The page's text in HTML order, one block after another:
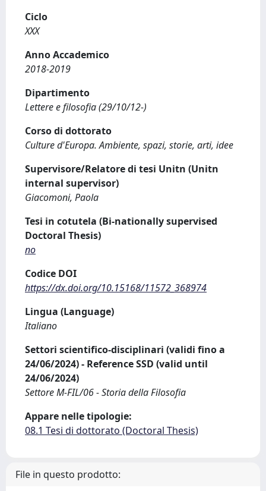
Ciclo
XXX
Anno Accademico
2018-2019
Dipartimento
Lettere e filosofia (29/10/12-)
Corso di dottorato
Culture d'Europa. Ambiente, spazi, storie, arti, idee
Supervisore/Relatore di tesi Unitn (Unitn
internal supervisor)
Giacomoni, Paola
Tesi in cotutela (Bi-nationally supervised
Doctoral Thesis)
no
Codice DOI
https://dx.doi.org/10.15168/11572_368974
Lingua (Language)
Italiano
Settori scientifico-disciplinari (validi fino a
24/06/2024) - Reference SSD (valid until
24/06/2024)
Settore M-FIL/06 - Storia della Filosofia
Appare nelle tipologie:
08.1 Tesi di dottorato (Doctoral Thesis)
File in questo prodotto: